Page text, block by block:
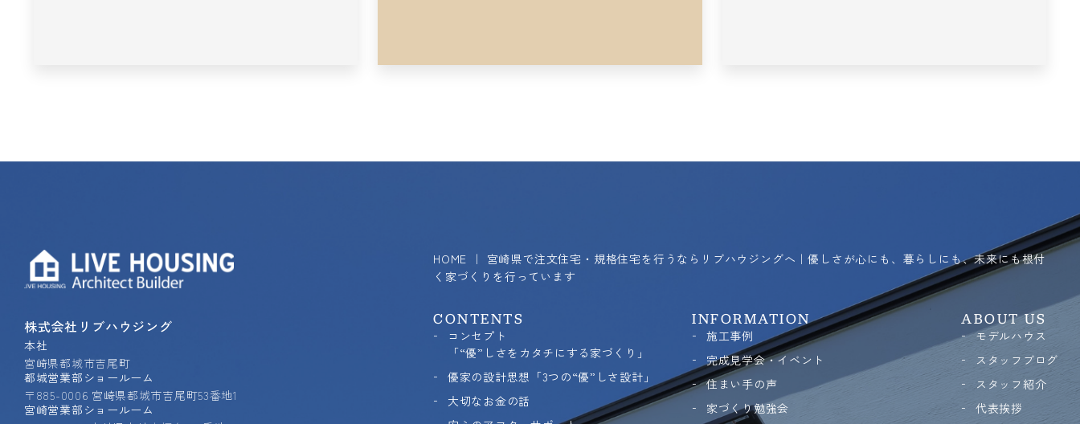
株式会社リブハウジング
本社
宮崎県都城市吉尾町
都城営業部ショールーム
〒885-0006 宮崎県都城市吉尾町53番地1
宮崎営業部ショールーム
HOME ｜ 宮崎県で注文住宅・規格住宅を行うならリブハウジングへ｜優しさが心にも、暮らしにも、未来にも根付
く家づくりを行っています
CONTENTS
コンセプト
「“優”しさをカタチにする家づくり」
優家の設計思想「3つの“優”しさ設計」
大切なお金の話
INFORMATION
施工事例
完成見学会・イベント
住まい手の声
家づくり勉強会
ABOUT US
モデルハウス
スタッフブログ
スタッフ紹介
代表挨拶